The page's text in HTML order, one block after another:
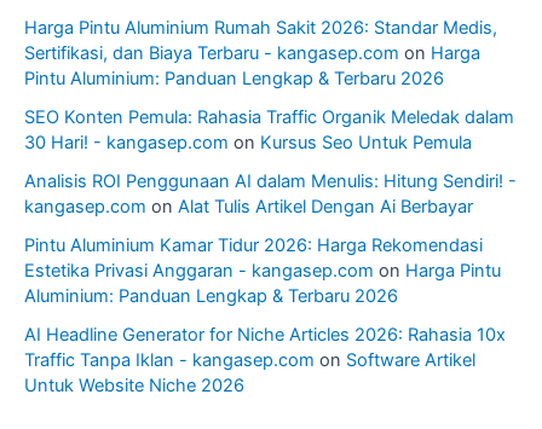
Harga Pintu Aluminium Rumah Sakit 2026: Standar Medis,
Sertifikasi, dan Biaya Terbaru - kangasep.com on Harga
Pintu Aluminium: Panduan Lengkap & Terbaru 2026
SEO Konten Pemula: Rahasia Traffic Organik Meledak dalam
30 Hari! - kangasep.com on Kursus Seo Untuk Pemula
Analisis ROI Penggunaan AI dalam Menulis: Hitung Sendiri! -
kangasep.com on Alat Tulis Artikel Dengan Ai Berbayar
Pintu Aluminium Kamar Tidur 2026: Harga Rekomendasi
Estetika Privasi Anggaran - kangasep.com on Harga Pintu
Aluminium: Panduan Lengkap & Terbaru 2026
AI Headline Generator for Niche Articles 2026: Rahasia 10x
Traffic Tanpa Iklan - kangasep.com on Software Artikel
Untuk Website Niche 2026